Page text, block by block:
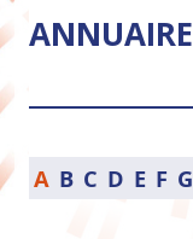
ANNUAIRE
A B C D E F G